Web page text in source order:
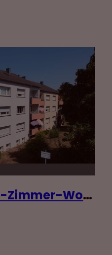
Charmante 3,5-Zimmer-Wohnung mit guter Aufteilung, Balkon, Einbauküche und zwei Stellplätzen